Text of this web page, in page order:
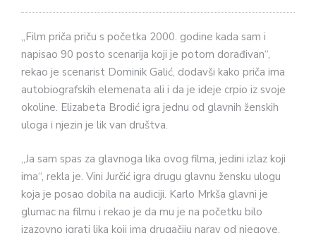
„Film priča priču s početka 2000. godine kada sam i
napisao 90 posto scenarija koji je potom dorađivan“,
rekao je scenarist Dominik Galić, dodavši kako priča ima
autobiografskih elemenata ali i da je ideje crpio iz svoje
okoline. Elizabeta Brodić igra jednu od glavnih ženskih
uloga i njezin je lik van društva.
„Ja sam spas za glavnoga lika ovog filma, jedini izlaz koji
ima“, rekla je. Vini Jurčić igra drugu glavnu žensku ulogu
koja je posao dobila na audiciji. Karlo Mrkša glavni je
glumac na filmu i rekao je da mu je na početku bilo
izazovno igrati lika koji ima drugačiju narav od njegove.